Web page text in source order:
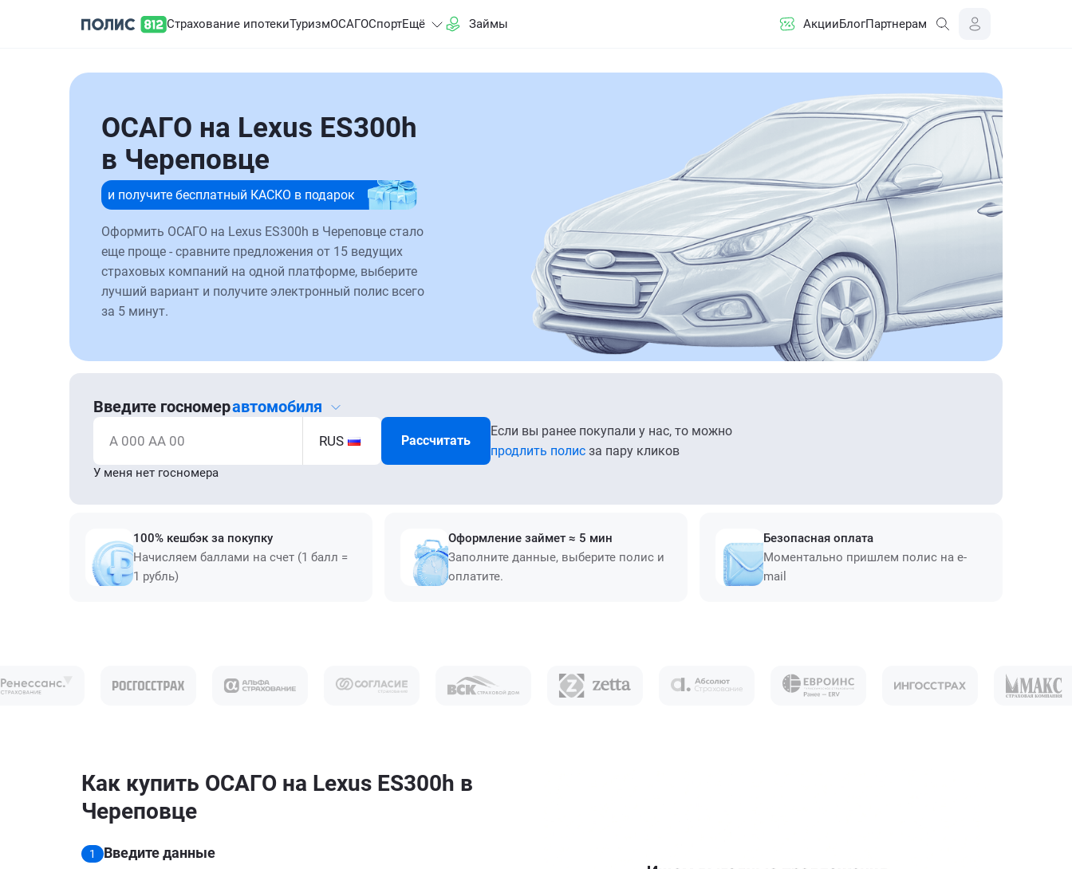
Страхование ипотекиТуризмОСАГОСпортЕщё Займы АкцииБлогПартнерам
ОСАГО на Lexus ES300h
в Череповце
и получите бесплатный КАСКО в подарок
Оформить ОСАГО на Lexus ES300h в Череповце стало
еще проще - сравните предложения от 15 ведущих
страховых компаний на одной платформе, выберите
лучший вариант и получите электронный полис всего
за 5 минут.
Введите госномеравтомобиля
А 000 АА 00 RUS Рассчитать
Если вы ранее покупали у нас, то можно
продлить полис за пару кликов
У меня нет госномера
100% кешбэк за покупку
Начисляем баллами на счет (1 балл =
1 рубль)
Оформление займет ≈ 5 мин
Заполните данные, выберите полис и
оплатите.
Безопасная оплата
Моментально пришлем полис на e-
mail
Как купить ОСАГО на Lexus ES300h в
Череповце
1 Введите данные